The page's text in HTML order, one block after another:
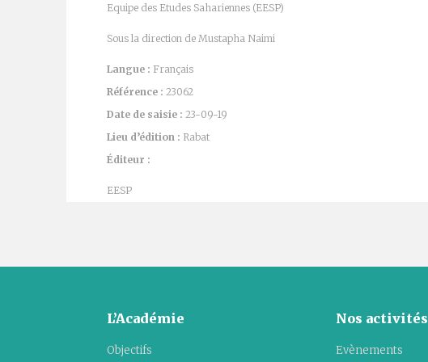
Equipe des Etudes Sahariennes (EESP)
Sous la direction de Mustapha Naimi
Langue : Français
Référence : 23062
Date de saisie : 23-09-19
Lieu d’édition : Rabat
Éditeur :
EESP
L’Académie
Objectifs
Nos activités
Evènements